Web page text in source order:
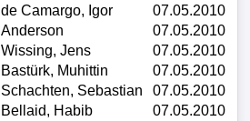
de Camargo, Igor
07.05.2010
Anderson
07.05.2010
Wissing, Jens
07.05.2010
Bastürk, Muhittin
07.05.2010
Schachten, Sebastian
07.05.2010
Bellaid, Habib
07.05.2010